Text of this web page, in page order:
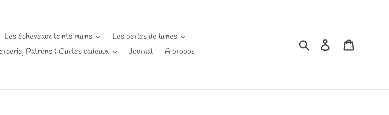
Les écheveaux teints mains
Les perles de laines
Patrons & Cartes cadeaux Journal A propos
RechercherSe connecter